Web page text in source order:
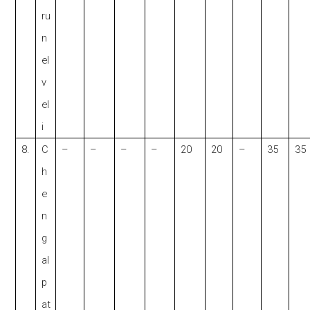
ru
n
el
v
el
i
8.
C
h
e
n
g
al
p
at
– – – – 20 20 – 35 35